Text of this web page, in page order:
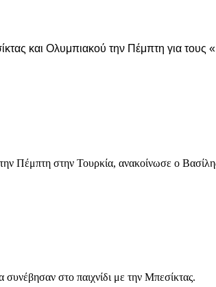
και Ολυμπιακού την Πέμπτη για
Πέμπτη στην Τουρκία, ανακοίνωσε ο
στο παιχνίδι με την Μπεσίκτας.